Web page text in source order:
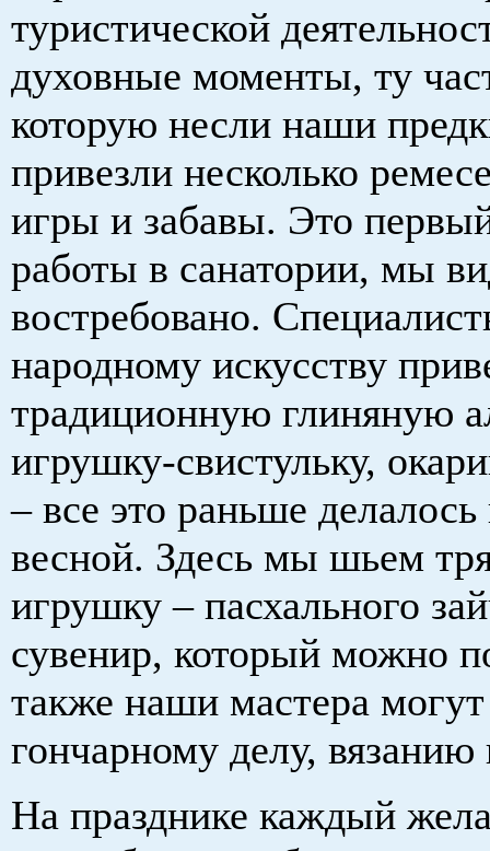
туристической
духовные моменты, ту
которую несли наши
привезли несколько
игры и забавы. Это
работы в санатории, мы
востребовано.
народному искусству
традиционную глиняную
игрушку-свистульку,
– все это раньше делалось
весной. Здесь мы шьем
игрушку – пасхального
сувенир, который можно
также наши мастера
гончарному делу,
На празднике каждый